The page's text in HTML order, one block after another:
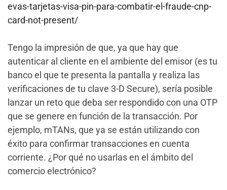
evas-tarjetas-visa-pin-para-combatir-el-fraude-cnp-
card-not-present/
Tengo la impresión de que, ya que hay que
autenticar al cliente en el ambiente del emisor (es tu
banco el que te presenta la pantalla y realiza las
verificaciones de tu clave 3-D Secure), sería posible
lanzar un reto que deba ser respondido con una OTP
que se genere en función de la transacción. Por
ejemplo, mTANs, que ya se están utilizando con
éxito para confirmar transacciones en cuenta
corriente. ¿Por qué no usarlas en el ámbito del
comercio electrónico?